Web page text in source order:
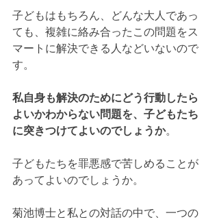
子どもはもちろん、どんな大人であっ
ても、複雑に絡み合ったこの問題をス
マートに解決できる人などいないので
す。
私自身も解決のためにどう行動したら
よいかわからない問題を、子どもたち
に突きつけてよいのでしょうか。
子どもたちを罪悪感で苦しめることが
あってよいのでしょうか。
菊池博士と私との対話の中で、一つの